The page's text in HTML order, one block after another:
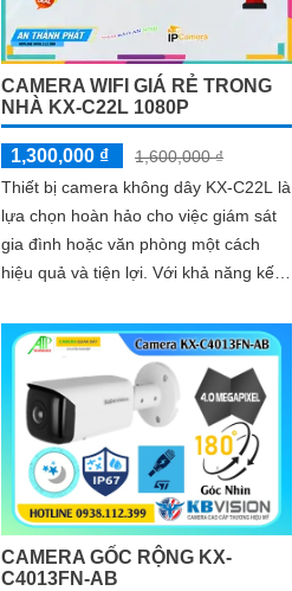
CAMERA WIFI GIÁ RẺ TRONG
NHÀ KX-C22L 1080P
1,300,000 ₫
1,600,000 ₫
Thiết bị camera không dây KX-C22L là
lựa chọn hoàn hảo cho việc giám sát
gia đình hoặc văn phòng một cách
hiệu quả và tiện lợi. Với khả năng kết
dàng theo dõi mọi hoạt động từ xa
thông qua điện thoại di động
CAMERA GỐC RỘNG KX-
C4013FN-AB